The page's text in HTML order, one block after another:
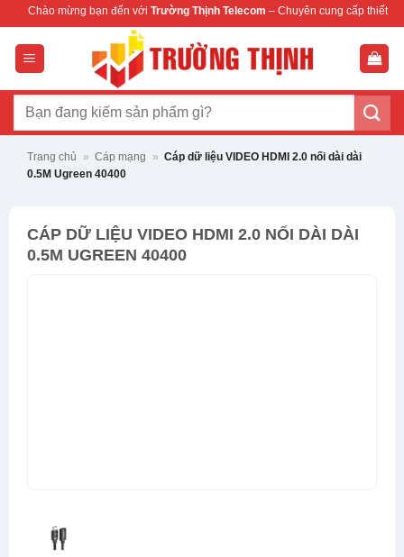
dung
bạn đến vớiTrường Thịnh Telecom– Chuyên cung cấp thiết bị mạng &
Tìm
Trang chủ » Cáp mạng » Cáp dữ liệu VIDEO HDMI 2.0 nối dài dài
0.5M Ugreen 40400
CÁP DỮ LIỆU VIDEO HDMI 2.0 NỐI DÀI DÀI
0.5M UGREEN 40400